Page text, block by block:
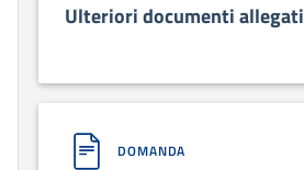
Ulteriori documenti allegati
DOMANDA